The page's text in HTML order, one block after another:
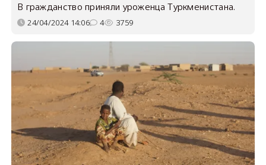
В гражданство приняли уроженца Туркменистана.
24/04/2024 14:06 4 3759